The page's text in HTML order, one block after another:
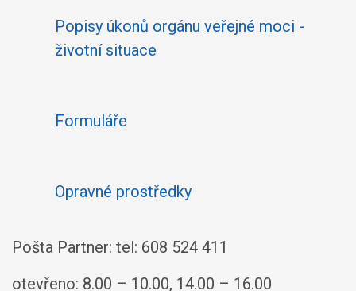
Popisy úkonů orgánu veřejné moci -
životní situace
Formuláře
Opravné prostředky
Pošta Partner: tel: 608 524 411
otevřeno: 8.00 – 10.00, 14.00 – 16.00